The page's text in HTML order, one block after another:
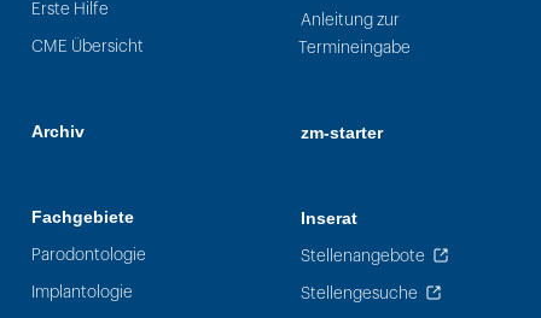
Erste Hilfe
CME Übersicht
Archiv
Fachgebiete
Parodontologie
Implantologie
Anleitung zur
Termineingabe
zm-starter
Inserat
Stellenangebote
Stellengesuche